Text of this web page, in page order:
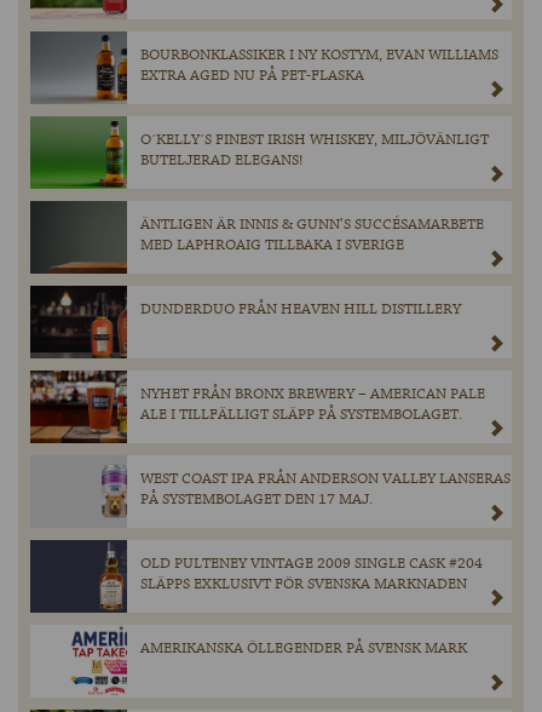
BOURBONKLASSIKER I NY KOSTYM, EVAN WILLIAMS
EXTRA AGED NU PÅ PET-FLASKA
O´KELLY´S FINEST IRISH WHISKEY, MILJÖVÄNLIGT
BUTELJERAD ELEGANS!
ÄNTLIGEN ÄR INNIS & GUNN’S SUCCÉSAMARBETE
MED LAPHROAIG TILLBAKA I SVERIGE
DUNDERDUO FRÅN HEAVEN HILL DISTILLERY
NYHET FRÅN BRONX BREWERY – AMERICAN PALE
ALE I TILLFÄLLIGT SLÄPP PÅ SYSTEMBOLAGET.
WEST COAST IPA FRÅN ANDERSON VALLEY LANSERAS
PÅ SYSTEMBOLAGET DEN 17 MAJ.
OLD PULTENEY VINTAGE 2009 SINGLE CASK #204
SLÄPPS EXKLUSIVT FÖR SVENSKA MARKNADEN
AMERIKANSKA ÖLLEGENDER PÅ SVENSK MARK